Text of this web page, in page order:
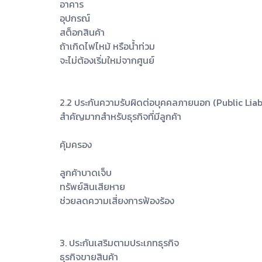
อาคาร
อุปกรณ์
สต็อกสินค้า
ถ้าเกิดไฟไหม้ หรือน้ำท่วม
จะไม่ต้องเริ่มใหม่จากศูนย์
2.2 ประกันความรับผิดต่อบุคคลภายนอก (Public
สำคัญมากสำหรับธุรกิจที่มีลูกค้า
คุ้มครอง
ลูกค้าบาดเจ็บ
ทรัพย์สินเสียหาย
ช่วยลดความเสี่ยงการฟ้องร้อง
3. ประกันเสริมตามประเภทธุรกิจ
ธุรกิจขายสินค้า